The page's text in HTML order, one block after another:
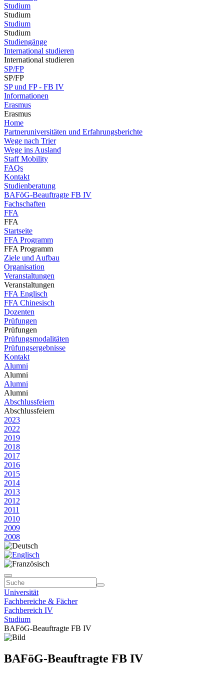
Studium
Studium
Studium
Studium
Studiengänge
International studieren
International studieren
SP/FP
SP/FP
SP und FP - FB IV
Informationen
Erasmus
Erasmus
Home
Partneruniversitäten und Erfahrungsberichte
Wege nach Trier
Wege ins Ausland
Staff Mobility
FAQs
Kontakt
Studienberatung
BAFöG-Beauftragte FB IV
Fachschaften
FFA
FFA
Startseite
FFA Programm
FFA Programm
Ziele und Aufbau
Organisation
Veranstaltungen
Veranstaltungen
FFA Englisch
FFA Chinesisch
Dozenten
Prüfungen
Prüfungen
Prüfungsmodalitäten
Prüfungsergebnisse
Kontakt
Alumni
Alumni
Alumni
Alumni
Abschlussfeiern
Abschlussfeiern
2023
2022
2019
2018
2017
2016
2015
2014
2013
2012
2011
2010
2009
2008
Universität
Fachbereiche & Fächer
Fachbereich IV
Studium
BAFöG-Beauftragte FB IV
BAFöG-Beauftragte FB IV